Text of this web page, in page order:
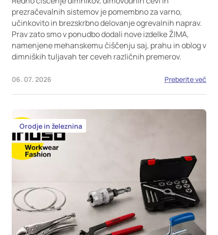
prezračevalnih sistemov je pomembno za varno,
učinkovito in brezskrbno delovanje ogrevalnih naprav.
Prav zato smo v ponudbo dodali nove izdelke ŽIMA,
namenjene mehanskemu čiščenju saj, prahu in oblog v
dimniških tuljavah ter ceveh različnih premerov.
06. 07. 2026 Preberite več
Orodje in železnina